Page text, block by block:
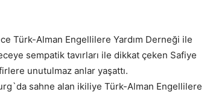
Türk-Alman Engellilere Yardım Derneği ile
sempatik tavırları ile dikkat çeken Safiye
unutulmaz anlar yaşattı.
sahne alan ikiliye Türk-Alman Engellilere